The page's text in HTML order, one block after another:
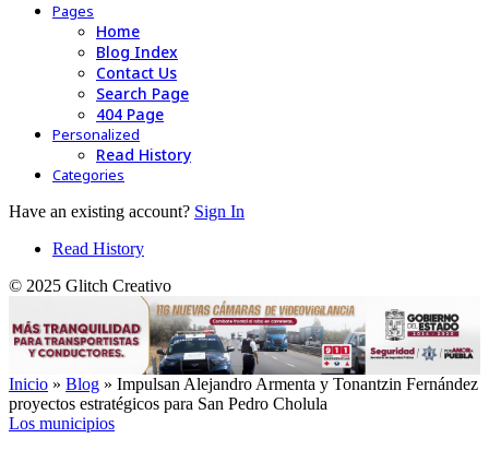
Pages
Home
Blog Index
Contact Us
Search Page
404 Page
Personalized
Read History
Categories
Have an existing account? Sign In
Read History
© 2025 Glitch Creativo
Inicio » Blog » Impulsan Alejandro Armenta y Tonantzin Fernández
proyectos estratégicos para San Pedro Cholula
Los municipios